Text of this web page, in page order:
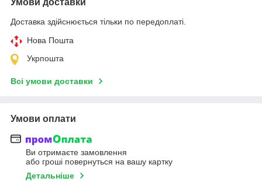
Доставка здійснюється тільки по передоплаті.
Нова Пошта
Укрпошта
Всі умови доставки
Умови оплати
Ви отримаєте замовлення
або гроші повернуться на вашу картку
Детальніше